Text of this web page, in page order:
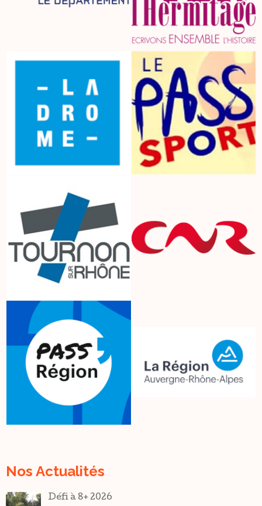
Nos Actualités
Défi à 8+ 2026